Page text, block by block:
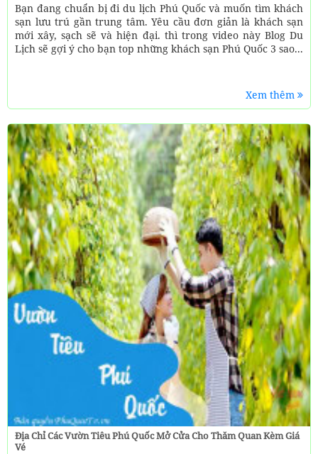
Bạn đang chuẩn bị đi du lịch Phú Quốc và muốn tìm khách
sạn lưu trú gần trung tâm. Yêu cầu đơn giản là khách sạn
mới xây, sạch sẽ và hiện đại. thì trong video này Blog Du
Lịch sẽ gợi ý cho bạn top những khách sạn Phú Quốc 3 sao...
Xem thêm
Địa Chỉ Các Vườn Tiêu Phú Quốc Mở Cửa Cho Thăm Quan Kèm Giá
Vé